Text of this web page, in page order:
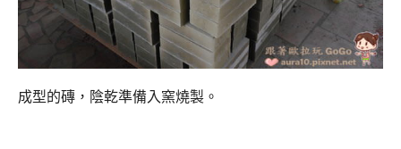
成型的磚，陰乾準備入窯燒製。